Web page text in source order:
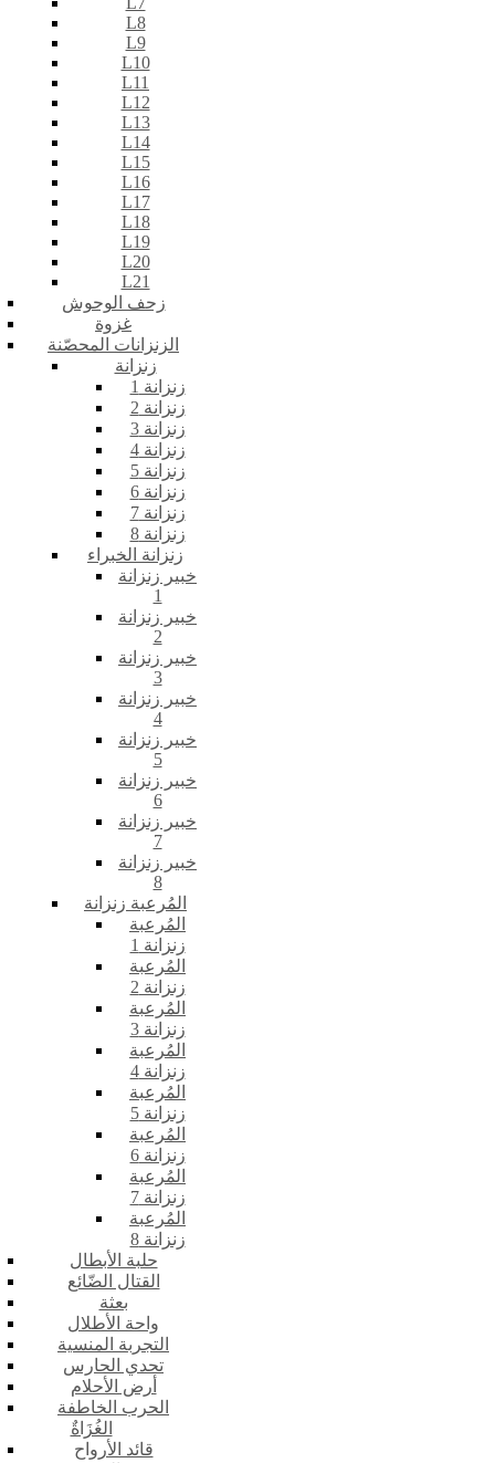
L8
L9
L10
L11
L12
L13
L14
L15
L16
L17
L18
L19
L20
L21
زحف الوحوش
غزوة
الزنزانات المحصّنة
زنزانة
زنزانة 1
زنزانة 2
زنزانة 3
زنزانة 4
زنزانة 5
زنزانة 6
زنزانة 7
زنزانة 8
زنزانة الخبراء
خبير زنزانة
1
خبير زنزانة
2
خبير زنزانة
3
خبير زنزانة
4
خبير زنزانة
5
خبير زنزانة
6
خبير زنزانة
7
خبير زنزانة
8
المُرعبة زنزانة
المُرعبة
زنزانة 1
المُرعبة
زنزانة 2
المُرعبة
زنزانة 3
المُرعبة
زنزانة 4
المُرعبة
زنزانة 5
المُرعبة
زنزانة 6
المُرعبة
زنزانة 7
المُرعبة
زنزانة 8
حلبة الأبطال
القتال الضّائع
بعثة
واحة الأطلال
التجربة المنسية
تحدي الحارس
أرض الأحلام
الحرب الخاطفة
الغُزَاةٌ
قائد الأرواح